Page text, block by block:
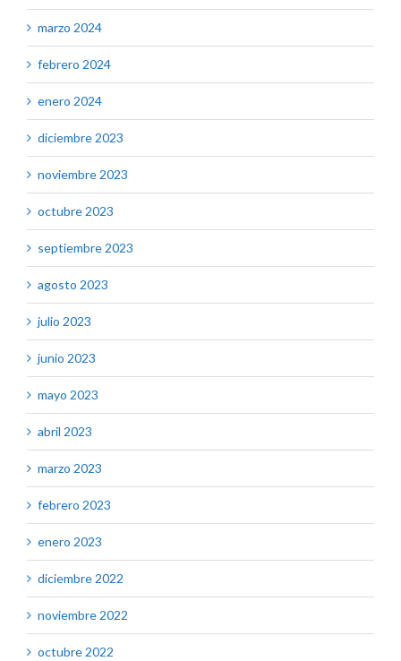
marzo 2024
febrero 2024
enero 2024
diciembre 2023
noviembre 2023
octubre 2023
septiembre 2023
agosto 2023
julio 2023
junio 2023
mayo 2023
abril 2023
marzo 2023
febrero 2023
enero 2023
diciembre 2022
noviembre 2022
octubre 2022